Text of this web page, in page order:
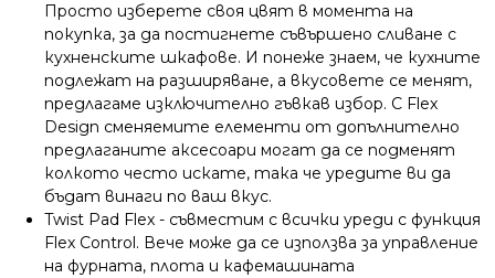
Просто изберете своя цвят в момента на
покупка, за да постигнете съвършено сливане с
кухненските шкафове. И понеже знаем, че кухните
подлежат на разширяване, а вкусовете се менят,
предлагаме изключително гъвкав избор. С Flex
Design сменяемите елементи от допълнително
предлаганите аксесоари могат да се подменят
колкото често искате, така че уредите ви да
бъдат винаги по ваш вкус.
Twist Pad Flex - съвместим с всички уреди с функция
Flex Control. Вече може да се използва за управление
на фурната, плота и кафемашината